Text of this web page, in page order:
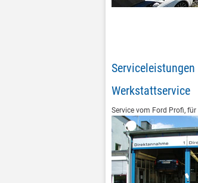
Serviceleistungen
Werkstattservice
Service vom Ford Profi,